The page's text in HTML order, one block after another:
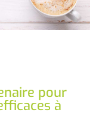
pour
à